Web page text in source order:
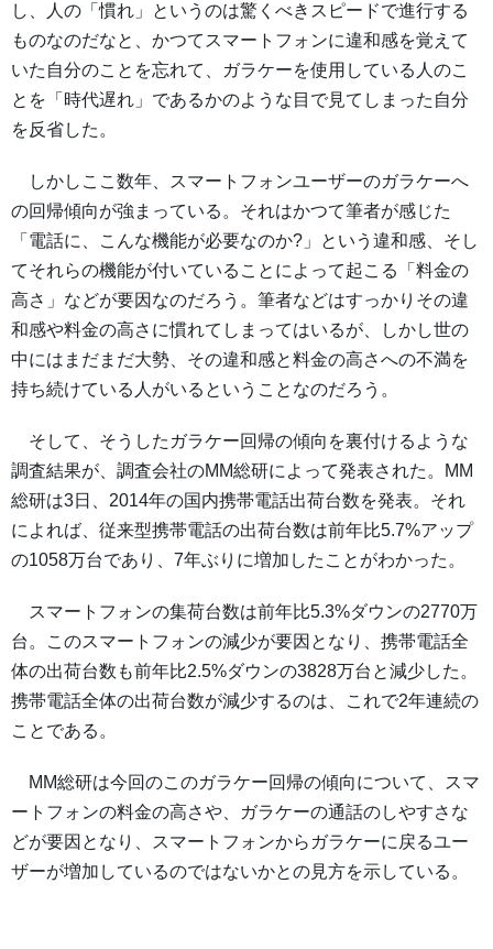
し、人の「慣れ」というのは驚くべきスピードで進行する
ものなのだなと、かつてスマートフォンに違和感を覚えて
いた自分のことを忘れて、ガラケーを使用している人のこ
とを「時代遅れ」であるかのような目で見てしまった自分
を反省した。
しかしここ数年、スマートフォンユーザーのガラケーへ
の回帰傾向が強まっている。それはかつて筆者が感じた
「電話に、こんな機能が必要なのか?」という違和感、そし
てそれらの機能が付いていることによって起こる「料金の
高さ」などが要因なのだろう。筆者などはすっかりその違
和感や料金の高さに慣れてしまってはいるが、しかし世の
中にはまだまだ大勢、その違和感と料金の高さへの不満を
持ち続けている人がいるということなのだろう。
そして、そうしたガラケー回帰の傾向を裏付けるような
調査結果が、調査会社のMM総研によって発表された。MM
総研は3日、2014年の国内携帯電話出荷台数を発表。それ
によれば、従来型携帯電話の出荷台数は前年比5.7%アップ
の1058万台であり、7年ぶりに増加したことがわかった。
スマートフォンの集荷台数は前年比5.3%ダウンの2770万
台。このスマートフォンの減少が要因となり、携帯電話全
体の出荷台数も前年比2.5%ダウンの3828万台と減少した。
携帯電話全体の出荷台数が減少するのは、これで2年連続の
ことである。
MM総研は今回のこのガラケー回帰の傾向について、スマ
ートフォンの料金の高さや、ガラケーの通話のしやすさな
どが要因となり、スマートフォンからガラケーに戻るユー
ザーが増加しているのではないかとの見方を示している。